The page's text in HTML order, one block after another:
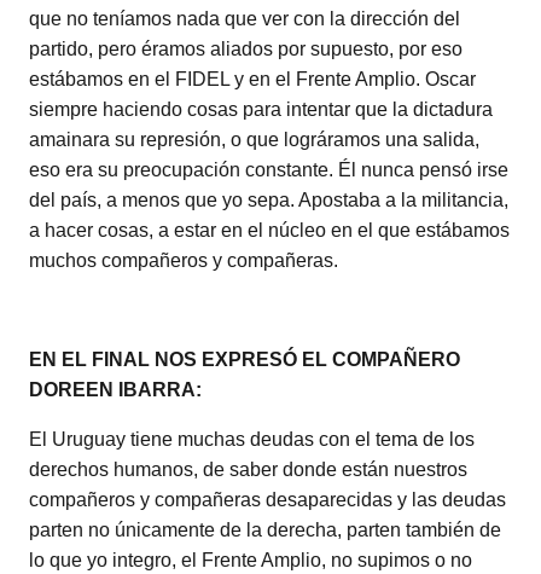
que no teníamos nada que ver con la dirección del
partido, pero éramos aliados por supuesto, por eso
estábamos en el FIDEL y en el Frente Amplio. Oscar
siempre haciendo cosas para intentar que la dictadura
amainara su represión, o que lográramos una salida,
eso era su preocupación constante. Él nunca pensó irse
del país, a menos que yo sepa. Apostaba a la militancia,
a hacer cosas, a estar en el núcleo en el que estábamos
muchos compañeros y compañeras.
EN EL FINAL NOS EXPRESÓ EL COMPAÑERO
DOREEN IBARRA:
El Uruguay tiene muchas deudas con el tema de los
derechos humanos, de saber donde están nuestros
compañeros y compañeras desaparecidas y las deudas
parten no únicamente de la derecha, parten también de
lo que yo integro, el Frente Amplio, no supimos o no